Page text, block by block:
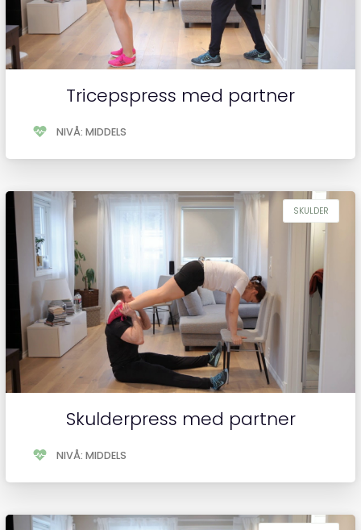
Tricepspress med partner
NIVÅ: MIDDELS
Skulderpress med partner
NIVÅ: MIDDELS